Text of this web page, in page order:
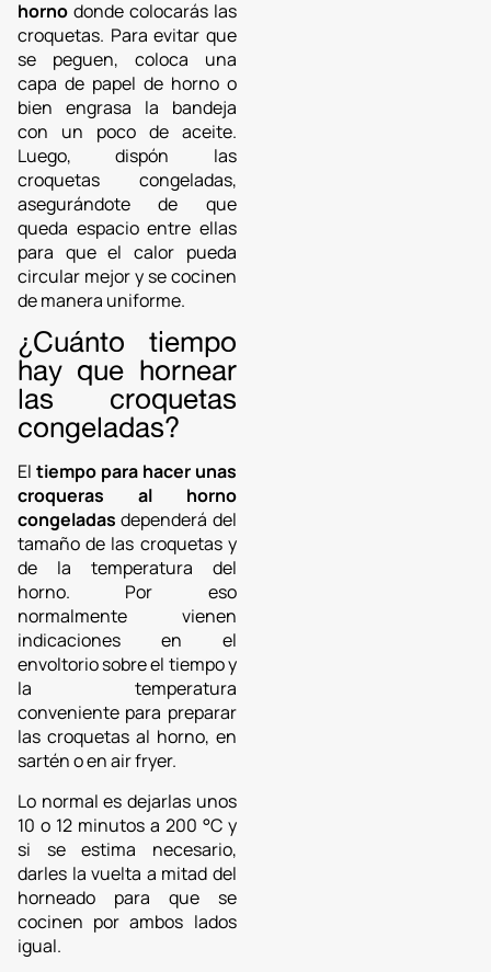
horno donde colocarás las
croquetas. Para evitar que
se peguen, coloca una
capa de papel de horno o
bien engrasa la bandeja
con un poco de aceite.
Luego, dispón las
croquetas congeladas,
asegurándote de que
queda espacio entre ellas
para que el calor pueda
circular mejor y se cocinen
de manera uniforme.
¿Cuánto tiempo
hay que hornear
las croquetas
congeladas?
El tiempo para hacer unas
croqueras al horno
congeladas dependerá del
tamaño de las croquetas y
de la temperatura del
horno. Por eso
normalmente vienen
indicaciones en el
envoltorio sobre el tiempo y
la temperatura
conveniente para preparar
las croquetas al horno, en
sartén o en air fryer.
Lo normal es dejarlas unos
10 o 12 minutos a 200 °C y
si se estima necesario,
darles la vuelta a mitad del
horneado para que se
cocinen por ambos lados
igual.